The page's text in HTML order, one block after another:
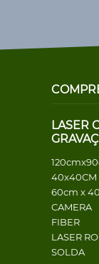
LASER
40x40CM
60cm x
CAMERA
FIBER
LASER
SOLDA